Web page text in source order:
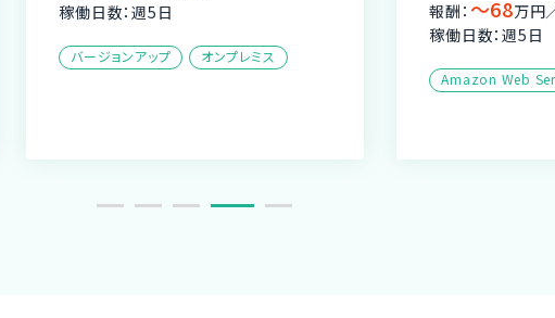
リモート可